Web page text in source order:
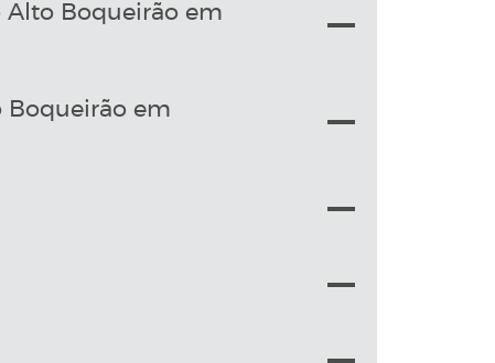
Alto Boqueirão em
Boqueirão em